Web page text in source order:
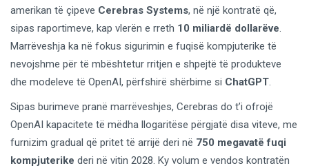
amerikan të çipeve Cerebras Systems, në një kontratë që,
sipas raportimeve, kap vlerën e rreth 10 miliardë dollarëve.
Marrëveshja ka në fokus sigurimin e fuqisë kompjuterike të
nevojshme për të mbështetur rritjen e shpejtë të produkteve
dhe modeleve të OpenAI, përfshirë shërbime si ChatGPT.
Sipas burimeve pranë marrëveshjes, Cerebras do t’i ofrojë
OpenAI kapacitete të mëdha llogaritëse përgjatë disa viteve, me
furnizim gradual që pritet të arrijë deri në 750 megavatë fuqi
kompjuterike deri në vitin 2028. Ky volum e vendos kontratën